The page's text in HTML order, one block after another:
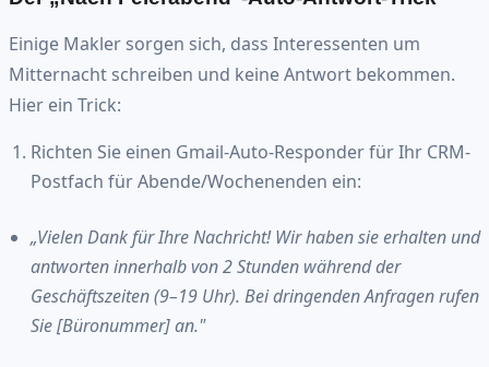
Einige Makler sorgen sich, dass Interessenten um
Mitternacht schreiben und keine Antwort bekommen.
Hier ein Trick:
Richten Sie einen Gmail-Auto-Responder für Ihr CRM-
Postfach für Abende/Wochenenden ein:
„Vielen Dank für Ihre Nachricht! Wir haben sie erhalten und
antworten innerhalb von 2 Stunden während der
Geschäftszeiten (9–19 Uhr). Bei dringenden Anfragen rufen
Sie [Büronummer] an."